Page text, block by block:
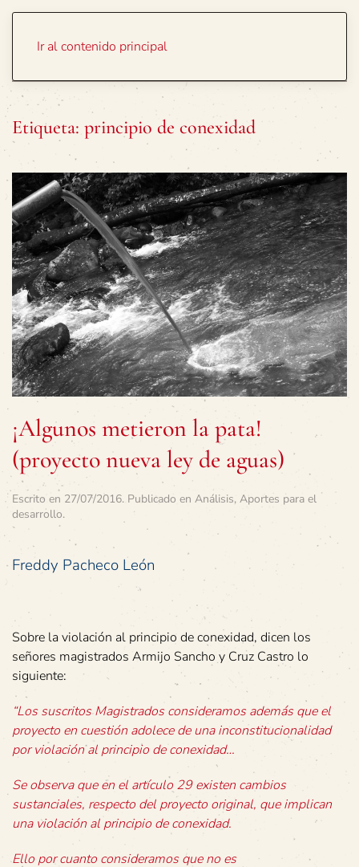
Ir al contenido principal
Etiqueta: principio de conexidad
¡Algunos metieron la pata!
(proyecto nueva ley de aguas)
Escrito en 27/07/2016. Publicado en Análisis, Aportes para el
desarrollo.
Freddy Pacheco León
Sobre la violación al principio de conexidad, dicen los
señores magistrados Armijo Sancho y Cruz Castro lo
siguiente:
“Los suscritos Magistrados consideramos además que el
proyecto en cuestión adolece de una inconstitucionalidad
por violación al principio de conexidad…
Se observa que en el artículo 29 existen cambios
sustanciales, respecto del proyecto original, que implican
una violación al principio de conexidad.
Ello por cuanto consideramos que no es